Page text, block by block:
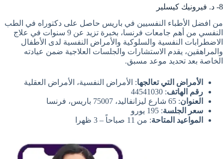
8- د. فيرونيك كيسلير
من افضل الأطباء النفسيين في باريس حاصل على دكتوراه في الطب
النفسي من أهم جامعات فرنسا، بخبرة تزيد عن 9 سنوات في علاج
الاضطرابات النفسية والسلوكية والأمراض النفسية لدى الأطفال
والمراهقين، يقدم الاستشارات والجلسات العلاجية ضمن عيادته
الخاصة بعد تحديد موعد مسبق.
الأمراض التي تعالجها: الأمراض النفسية، الأمراض العقلية
رقم الهاتف: 44541030
العنوان: 65 شارع ليزانفاليد، 75007 باريس، فرنسا
سعر الجلسة: 195 يورو
المواعيد المتاحة: من 11 صباحاً – 3 ظهرا